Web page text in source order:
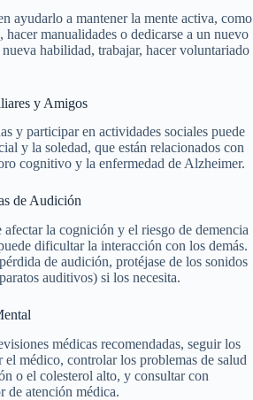
ayudarlo a mantener la mente activa, como
hacer manualidades o dedicarse a un nuevo
habilidad, trabajar, hacer voluntariado
y Amigos
y participar en actividades sociales puede
y la soledad, que están relacionados con
cognitivo y la enfermedad de Alzheimer.
de Audición
la cognición y el riesgo de demencia
dificultar la interacción con los demás.
de audición, protéjase de los sonidos
auditivos) si los necesita.
médicas recomendadas, seguir los
el médico, controlar los problemas de salud
o el colesterol alto, y consultar con
de atención médica.